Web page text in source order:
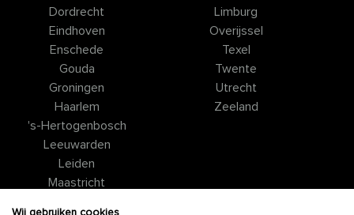
Dordrecht
Eindhoven
Enschede
Gouda
Groningen
Haarlem
's-Hertogenbosch
Leeuwarden
Leiden
Maastricht
Limburg
Overijssel
Texel
Twente
Utrecht
Zeeland
Wij gebruiken cookies